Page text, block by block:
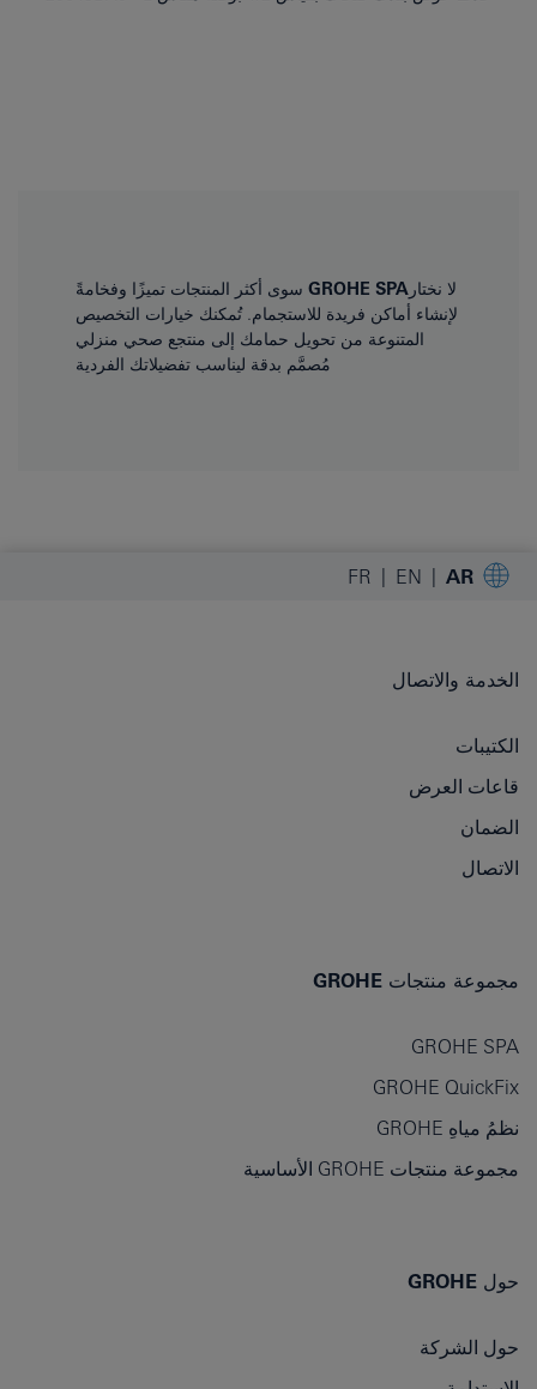
لا نختار GROHE SPA سوى أكثر المنتجات تميزًا وفخامةً
لإنشاء أماكن فريدة للاستجمام. تُمكنك خيارات التخصيص
المتنوعة من تحويل حمامك إلى منتجع صحي منزلي
مُصمَّم بدقة ليناسب تفضيلاتك الفردية
AR
EN
FR
الخدمة والاتصال
الكتيبات
قاعات العرض
الضمان
الاتصال
مجموعة منتجات GROHE
GROHE SPA
GROHE QuickFix
نظمُ مياهِ GROHE
مجموعة منتجات GROHE الأساسية
حول GROHE
حول الشركة